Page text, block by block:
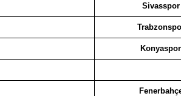
Sivasspor
Konyaspor